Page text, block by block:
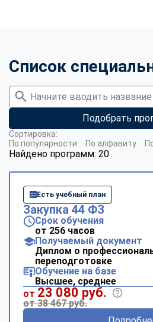
Список
Подобрать
Найдено программ: 20
Сортировка:
По популярности
По алфавиту
Есть учебный план
Закупка 44 ФЗ
Срок обучения
от 256 часов
Получаемый документ
Диплом о
переподготовке
Обучение на базе
Высшее, среднее
от 23 080 руб.
от 38 467 руб.